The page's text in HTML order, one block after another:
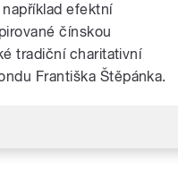
efektní
čínskou
tradiční charitativní
Františka Štěpánka.